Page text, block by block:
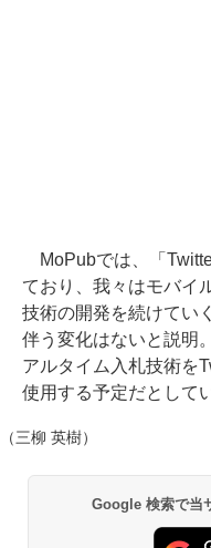
MoPubでは、「
ており、我々はモバイ
技術の開発を続けてい
伴う変化はないと説明
アルタイム入札技術を
使用する予定だとして
（三柳 英樹）
Google 検索で当